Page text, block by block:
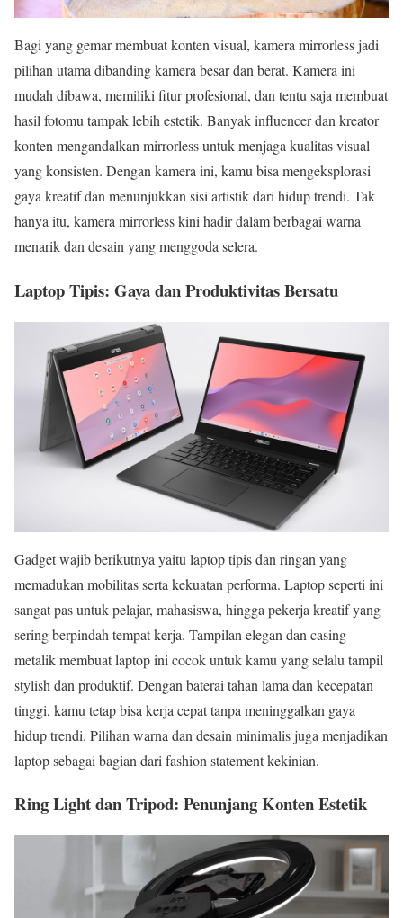
Bagi yang gemar membuat konten visual, kamera mirrorless jadi
pilihan utama dibanding kamera besar dan berat. Kamera ini
mudah dibawa, memiliki fitur profesional, dan tentu saja membuat
hasil fotomu tampak lebih estetik. Banyak influencer dan kreator
konten mengandalkan mirrorless untuk menjaga kualitas visual
yang konsisten. Dengan kamera ini, kamu bisa mengeksplorasi
gaya kreatif dan menunjukkan sisi artistik dari hidup trendi. Tak
hanya itu, kamera mirrorless kini hadir dalam berbagai warna
menarik dan desain yang menggoda selera.
Laptop Tipis: Gaya dan Produktivitas Bersatu
Gadget wajib berikutnya yaitu laptop tipis dan ringan yang
memadukan mobilitas serta kekuatan performa. Laptop seperti ini
sangat pas untuk pelajar, mahasiswa, hingga pekerja kreatif yang
sering berpindah tempat kerja. Tampilan elegan dan casing
metalik membuat laptop ini cocok untuk kamu yang selalu tampil
stylish dan produktif. Dengan baterai tahan lama dan kecepatan
tinggi, kamu tetap bisa kerja cepat tanpa meninggalkan gaya
hidup trendi. Pilihan warna dan desain minimalis juga menjadikan
laptop sebagai bagian dari fashion statement kekinian.
Ring Light dan Tripod: Penunjang Konten Estetik